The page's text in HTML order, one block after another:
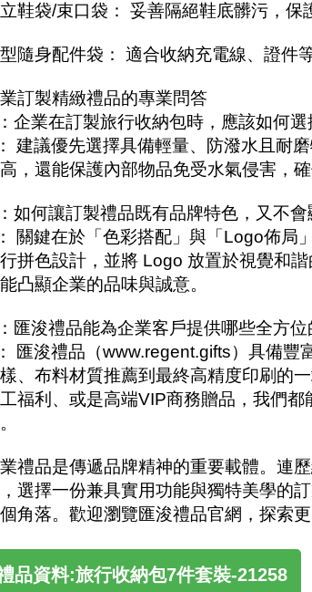
鞋袋/束口袋： 妥善隔絕鞋底髒污，保
隨身配件袋： 適合收納充電線、證件
訂製精緻禮品的專業問答
企業在訂製旅行收納包時，應該如何選
建議優先選擇具備輕量、防潑水且耐
，還能保護內部物品免受水氣侵害，
如何讓訂製禮品既有品牌特色，又不會
關鍵在於「色彩搭配」與「Logo佈局
拼色設計，並將 Logo 放置於視覺和
凸顯企業的品味與誠意。
匯浚禮品能為企業客戶提供哪些全方位
匯浚禮品（www.regent.gifts）具備豐
、布料材質推薦到最終高精度印刷的
福利、或是高端VIP商務贈品，我們
禮品是傳遞品牌精神的重要載體。連
選擇一份兼具實用功能與獨特美學的
角落。歡迎瀏覽匯浚禮品官網，探索
品資料:旅行收納包7件套裝-21258